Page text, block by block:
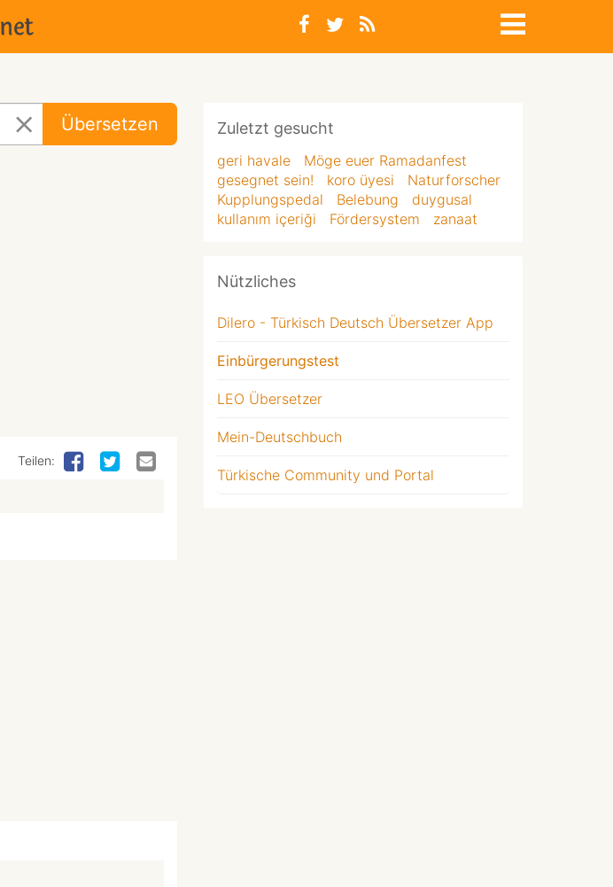
Übersetzen
Teilen:
Zuletzt gesucht
geri havale
Möge euer Ramadanfest
gesegnet sein!
koro üyesi
Naturforscher
Kupplungspedal
Belebung
duygusal
kullanım içeriği
Fördersystem zanaat
Nützliches
Dilero - Türkisch Deutsch Übersetzer App
Einbürgerungstest
LEO Übersetzer
Mein-Deutschbuch
Türkische Community und Portal